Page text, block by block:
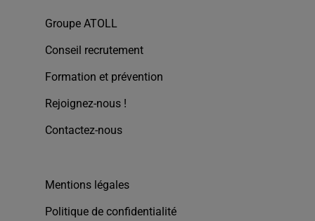
Groupe ATOLL
Conseil recrutement
Formation et prévention
Rejoignez-nous !
Contactez-nous
Mentions légales
Politique de confidentialité